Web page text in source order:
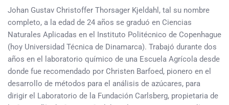
Johan Gustav Christoffer Thorsager Kjeldahl, tal su nombre
completo, a la edad de 24 años se graduó en Ciencias
Naturales Aplicadas en el Instituto Politécnico de Copenhague
(hoy Universidad Técnica de Dinamarca). Trabajó durante dos
años en el laboratorio químico de una Escuela Agrícola desde
donde fue recomendado por Christen Barfoed, pionero en el
desarrollo de métodos para el análisis de azúcares, para
dirigir el Laboratorio de la Fundación Carlsberg, propietaria de